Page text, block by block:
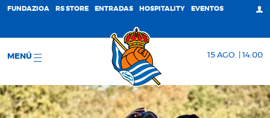
FUNDAZIOA RS STORE ENTRADAS HOSPITALITY EVENTOS
MENÚ 15 AGO. | 14:00